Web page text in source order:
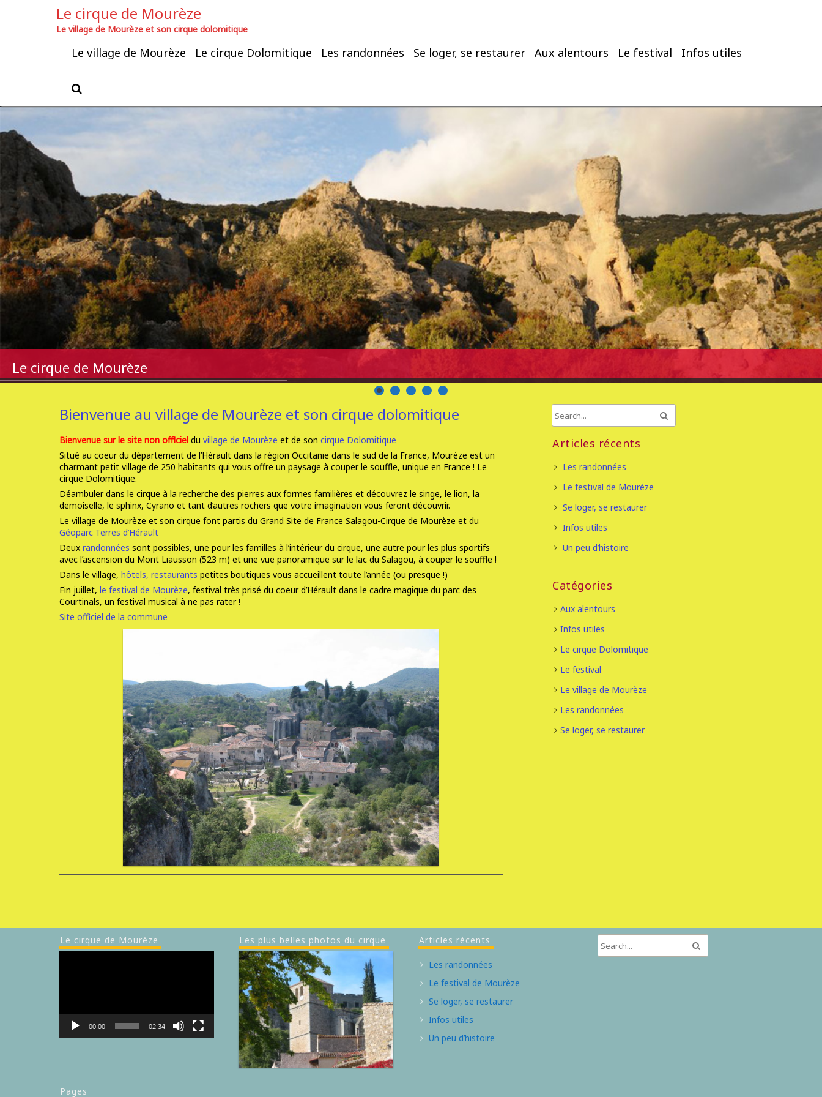
Le cirque de Mourèze
Le village de Mourèze et son cirque dolomitique
Le village de Mourèze Le cirque Dolomitique Les randonnées Se loger, se restaurer Aux alentours Le festival Infos utiles
Le cirque de Mourèze
Bienvenue au village de Mourèze et son cirque dolomitique
Bienvenue sur le site non officiel du village de Mourèze et de son cirque Dolomitique
Situé au coeur du département de l’Hérault dans la région Occitanie dans le sud de la France, Mourèze est un
charmant petit village de 250 habitants qui vous offre un paysage à couper le souffle, unique en France ! Le
cirque Dolomitique.
Déambuler dans le cirque à la recherche des pierres aux formes familières et découvrez le singe, le lion, la
demoiselle, le sphinx, Cyrano et tant d’autres rochers que votre imagination vous feront découvrir.
Le village de Mourèze et son cirque font partis du Grand Site de France Salagou-Cirque de Mourèze et du
Géoparc Terres d’Hérault
Deux randonnées sont possibles, une pour les familles à l’intérieur du cirque, une autre pour les plus sportifs
avec l’ascension du Mont Liausson (523 m) et une vue panoramique sur le lac du Salagou, à couper le souffle !
Dans le village, hôtels, restaurants petites boutiques vous accueillent toute l’année (ou presque !)
Fin juillet, le festival de Mourèze, festival très prisé du coeur d’Hérault dans le cadre magique du parc des
Courtinals, un festival musical à ne pas rater !
Site officiel de la commune
Articles récents
Les randonnées
Le festival de Mourèze
Se loger, se restaurer
Infos utiles
Un peu d’histoire
Catégories
Aux alentours
Infos utiles
Le cirque Dolomitique
Le festival
Le village de Mourèze
Les randonnées
Se loger, se restaurer
Le cirque de Mourèze
00:00 02:34
Les plus belles photos du cirque Articles récents
Les randonnées
Le festival de Mourèze
Se loger, se restaurer
Infos utiles
Un peu d’histoire
Pages